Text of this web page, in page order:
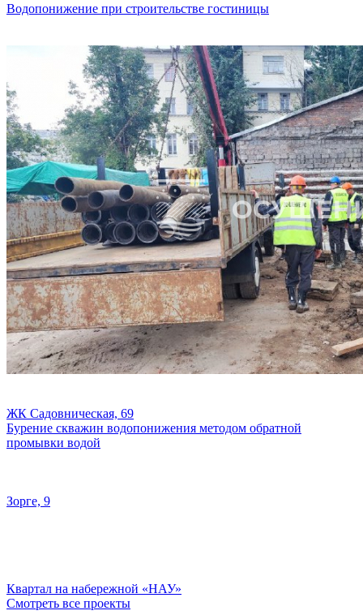
Водопонижение при строительстве гостиницы
ЖК Садовническая, 69
Бурение скважин водопонижения методом обратной
промывки водой
Зорге, 9
Квартал на набережной «НАУ»
Смотреть все проекты